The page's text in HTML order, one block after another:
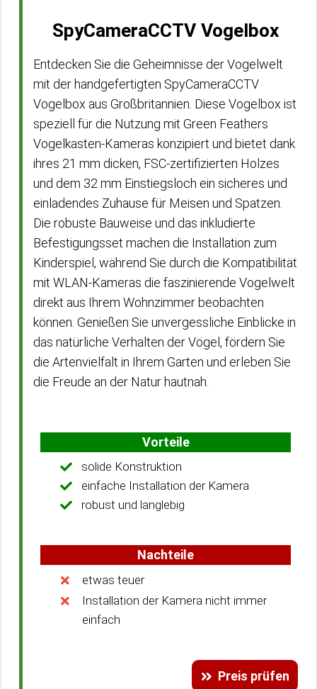
SpyCameraCCTV Vogelbox
Entdecken Sie die Geheimnisse der Vogelwelt
mit der handgefertigten SpyCameraCCTV
Vogelbox aus Großbritannien. Diese Vogelbox ist
speziell für die Nutzung mit Green Feathers
Vogelkasten-Kameras konzipiert und bietet dank
ihres 21 mm dicken, FSC-zertifizierten Holzes
und dem 32 mm Einstiegsloch ein sicheres und
einladendes Zuhause für Meisen und Spatzen.
Die robuste Bauweise und das inkludierte
Befestigungsset machen die Installation zum
Kinderspiel, während Sie durch die Kompatibilität
mit WLAN-Kameras die faszinierende Vogelwelt
direkt aus Ihrem Wohnzimmer beobachten
können. Genießen Sie unvergessliche Einblicke in
das natürliche Verhalten der Vögel, fördern Sie
die Artenvielfalt in Ihrem Garten und erleben Sie
die Freude an der Natur hautnah.
Vorteile
solide Konstruktion
einfache Installation der Kamera
robust und langlebig
Nachteile
etwas teuer
Installation der Kamera nicht immer
einfach
Preis prüfen